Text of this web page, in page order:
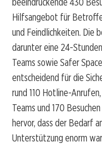
Hilfsangebot für
und Feindlichkeiten. Die
darunter eine 24-
Teams sowie Safer
entscheidend für die
rund 110 Hotline-
Teams und 170
hervor, dass der Bedarf
Unterstützung enorm